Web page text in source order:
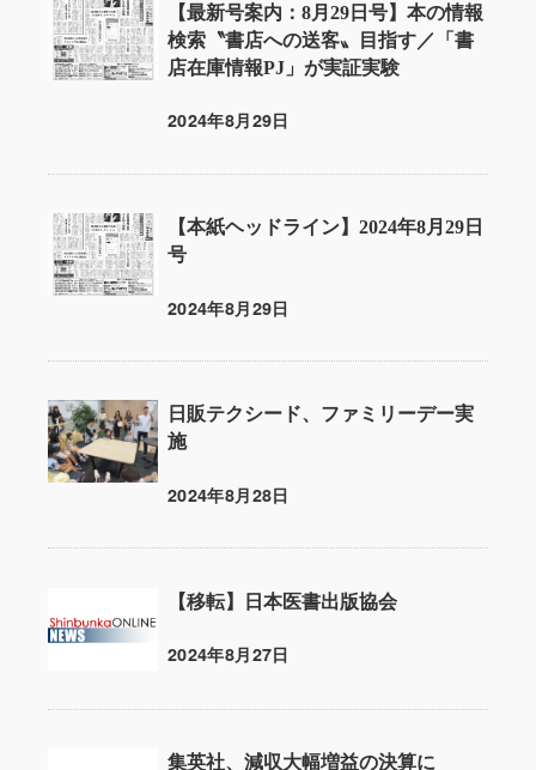
【最新号案内：8月29日号】本の情報
検索〝書店への送客〟目指す／「書
店在庫情報PJ」が実証実験
投稿日
2024年8月29日
【本紙ヘッドライン】2024年8月29日
号
投稿日
2024年8月29日
日販テクシード、ファミリーデー実
施
投稿日
2024年8月28日
【移転】日本医書出版協会
投稿日
2024年8月27日
集英社、減収大幅増益の決算に